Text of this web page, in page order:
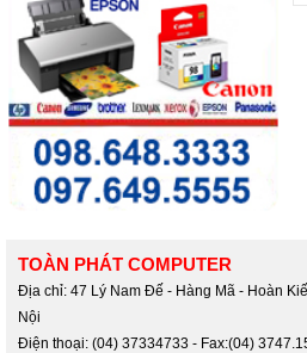
TOÀN PHÁT COMPUTER
Địa chỉ: 47 Lý Nam Đế - Hàng Mã - Hoàn
Nội
Điện thoại: (04) 37334733 - Fax:(04)